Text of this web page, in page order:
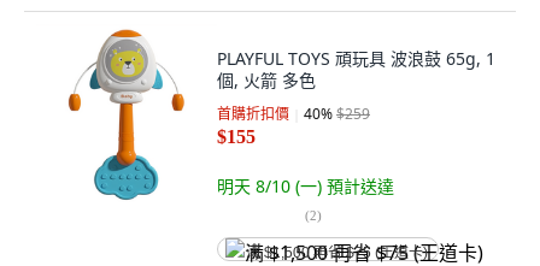
PLAYFUL TOYS 頑玩具 波浪鼓 65g, 1
個, 火箭 多色
首購折扣價 40%$259
$155
明天 8/10 (一) 預計送達
(2)
满 $1,500 再省 $75 (王道卡)